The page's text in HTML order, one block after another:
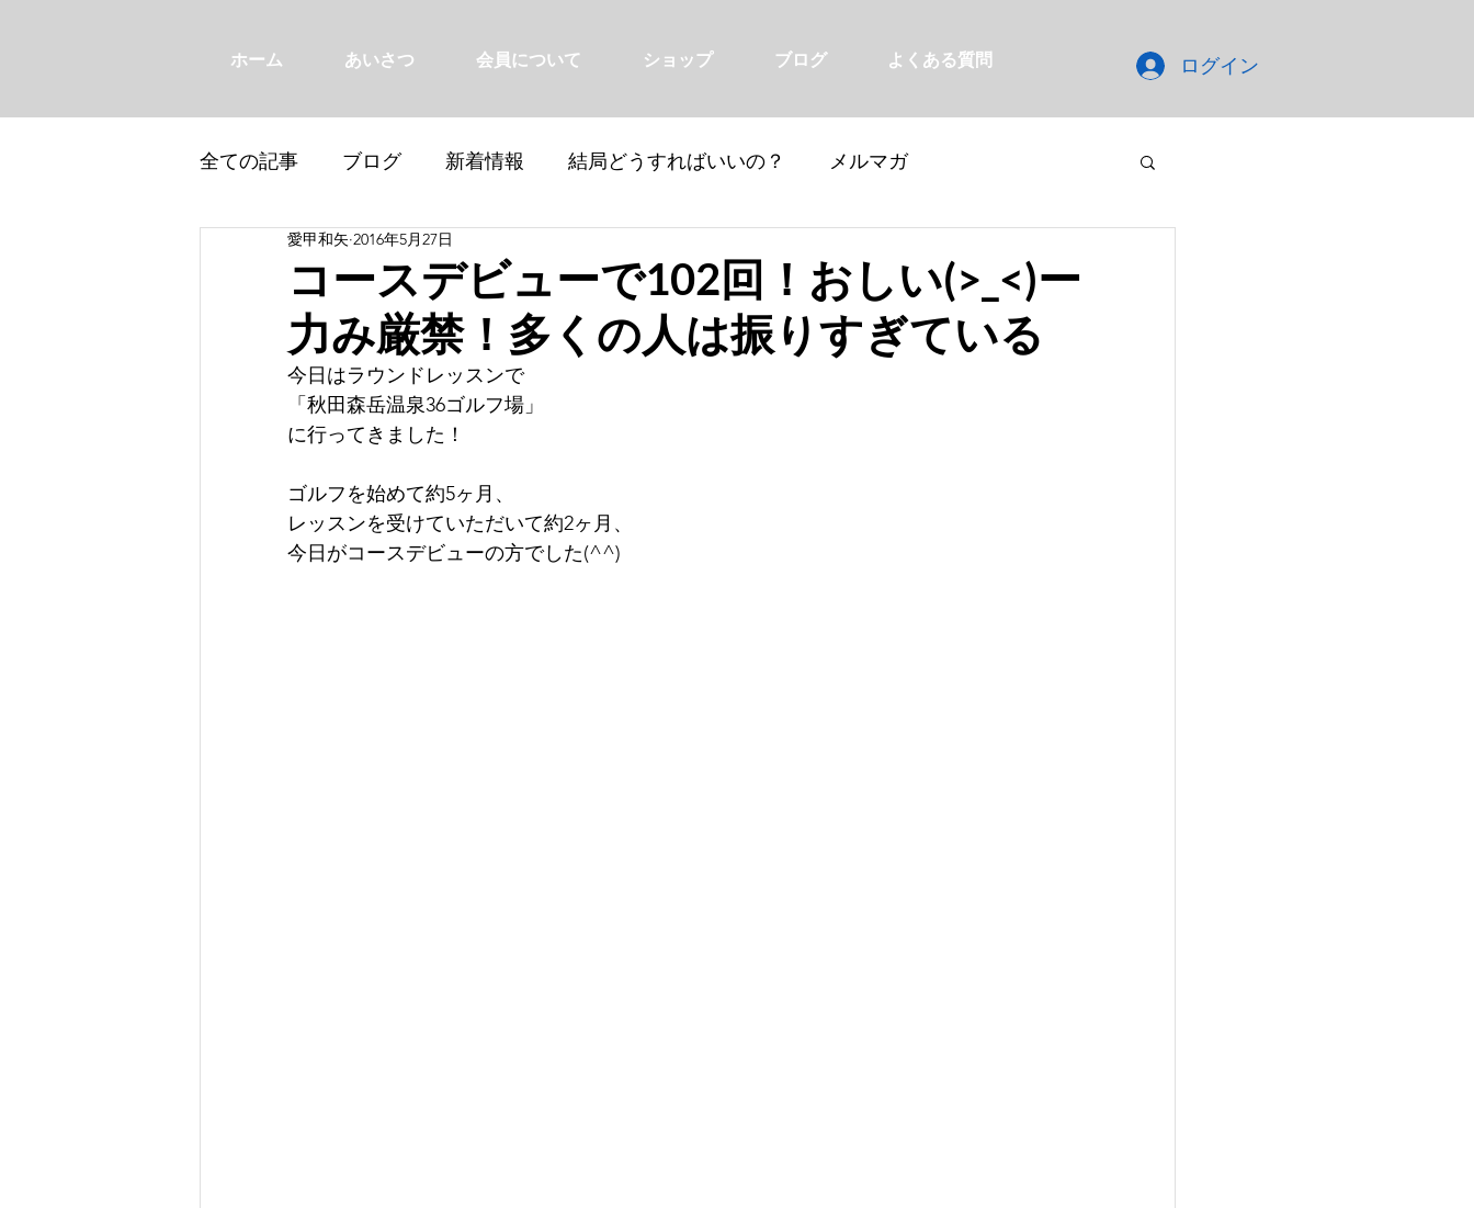
ホーム あいさつ 会員について ショップ ブログ よくある質問 ログイン
全ての記事 ブログ 新着情報 結局どうすればいいの？ メルマガ
コースデビューで102回！おしい(>_<)ー
力み厳禁！多くの人は振りすぎている
愛甲和矢 2016年5月27日
今日はラウンドレッスンで
「秋田森岳温泉36ゴルフ場」
に行ってきました！
ゴルフを始めて約5ヶ月、
レッスンを受けていただいて約2ヶ月、
今日がコースデビューの方でした(^^)